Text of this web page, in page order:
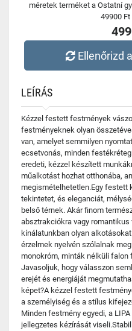
méretek terméket a Ostatní
49900
Ellenőrizd
LEÍRÁS
Kézzel festett festmények
festményeknek olyan
van, amelyet semmilyen
ecsetvonás, minden
eredeti, kézzel készített
műalkotást hozhat otthonába,
megismételhetetlen.Egy festett
tekintetet, és eleganciát,
belső térnek. Akár finom
absztrakciókra vagy
kínálatunkban olyan
érzelmek nyelvén szólalnak
monokróm, minták nélküli falon
Javasoljuk, hogy válasszon
erejét és energiáját
képet?A kézzel festett
a személyiség és a stílus
Minden festmény egyedi, a
jellegzetes kézírását